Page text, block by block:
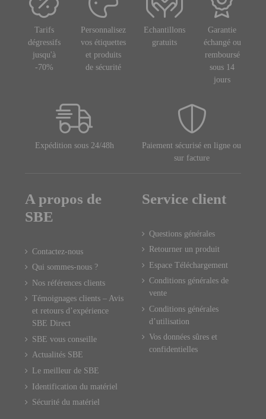
Tarifs
dégressifs
jusqu'à
-70%
Personnalisez
vos étiquettes
et produits
de sécurité
Echantillons
gratuits
Garantie
échangé ou
remboursé
sous 14
jours
Expédition sous 24/48h
Paiement sécurisé en ligne ou
sur facture
A propos de
SBE
Contactez-nous
Qui sommes-nous ?
Nos références clients
Témoignages clients – Avis
et retours d’expérience
SBE Direct
SBE vous conseille
Actualités SBE
Le meilleur de SBE
Identification du matériel
Sécurité du matériel
Service client
Questions générales
Retourner un produit
Espace Téléchargement
Conditions générales de
vente
Conditions générales
d’utilisation
Vos données sûres et
confidentielles